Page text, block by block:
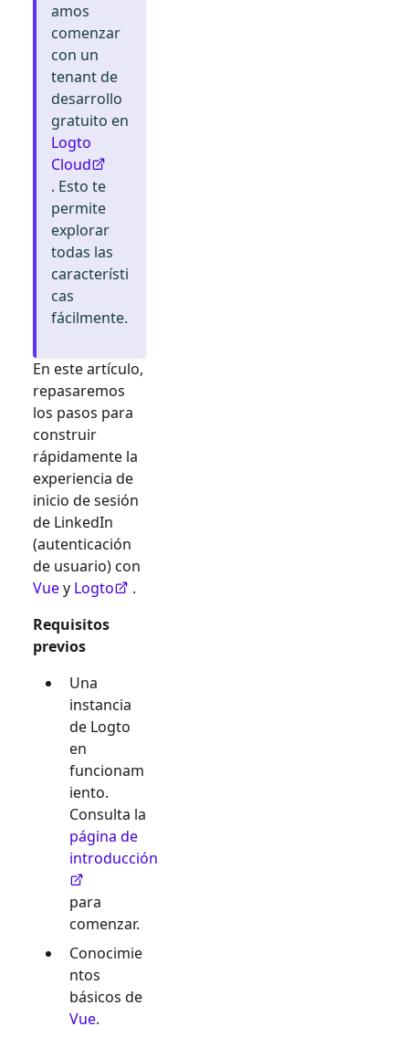
amos
comenzar
con un
tenant de
desarrollo
gratuito en
Logto
Cloud
. Esto te
permite
explorar
todas las
característi
cas
fácilmente.
En este artículo,
repasaremos
los pasos para
construir
rápidamente la
experiencia de
inicio de sesión
de LinkedIn
(autenticación
de usuario) con
Vuey Logto
.
Requisitos
previos
Una
instancia
de Logto
en
funcionam
iento.
Consulta la
página de
introducción
para
comenzar.
Conocimie
ntos
básicos de
Vue.